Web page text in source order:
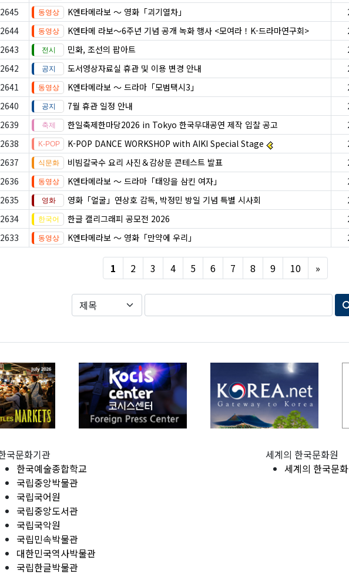
2645
K엔타메라보 ～ 영화「괴기열차」
2644
K엔타메 라보～6주년 기념 공개 녹화 행사 <모여라！K-드라마연구회>
2643
민화, 조선의 팝아트
2642
도서영상자료실 휴관 및 이용 변경 안내
2641
K엔타메라보 ～ 드라마「모범택시3」
2640
7월 휴관 일정 안내
2639
한일축제한마당2026 in Tokyo 한국무대공연 제작 입찰 공고
2638
K-POP DANCE WORKSHOP with AIKI Special Stage
2637
비빔칼국수 요리 사진＆감상문 콘테스트 발표
2636
K엔타메라보 ～ 드라마「태양을 삼킨 여자」
2635
영화「얼굴」연상호 감독, 박정민 방일 기념 특별 시사회
2634
한글 캘리그래피 공모전 2026
2633
K엔타메라보 ～ 영화「만약에 우리」
1 2 3 4 5 6 7 8 9 10 »
국문화기관
한국예술종합학교
국립중앙박물관
국립국어원
국립중앙도서관
국립국악원
국립민속박물관
대한민국역사박물관
국립한글박물관
세계의 한국문화원
세계의 한국문